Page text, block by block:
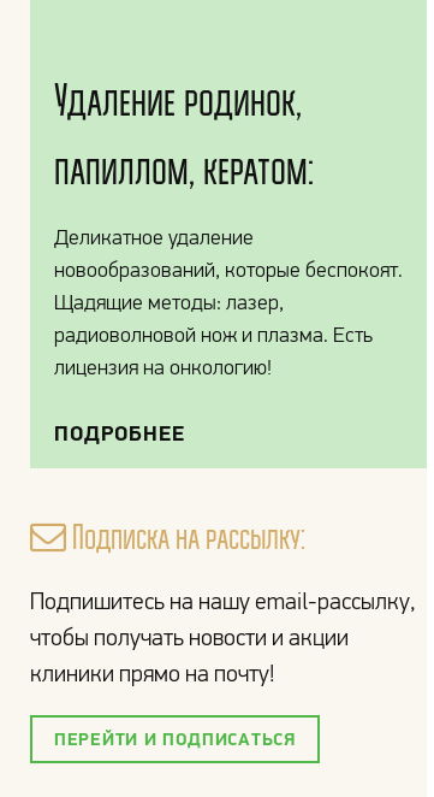
Удаление родинок,
папиллом, кератом:
Деликатное удаление
новообразований, которые беспокоят.
Щадящие методы: лазер,
радиоволновой нож и плазма. Есть
лицензия на онкологию!
ПОДРОБНЕЕ
Подписка на рассылку:
Подпишитесь на нашу email-рассылку,
чтобы получать новости и акции
клиники прямо на почту!
ПЕРЕЙТИ И ПОДПИСАТЬСЯ